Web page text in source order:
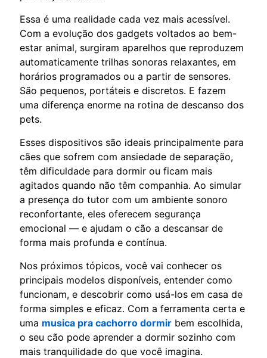
Essa é uma realidade cada vez mais acessível.
Com a evolução dos gadgets voltados ao bem-
estar animal, surgiram aparelhos que reproduzem
automaticamente trilhas sonoras relaxantes, em
horários programados ou a partir de sensores.
São pequenos, portáteis e discretos. E fazem
uma diferença enorme na rotina de descanso dos
pets.
Esses dispositivos são ideais principalmente para
cães que sofrem com ansiedade de separação,
têm dificuldade para dormir ou ficam mais
agitados quando não têm companhia. Ao simular
a presença do tutor com um ambiente sonoro
reconfortante, eles oferecem segurança
emocional — e ajudam o cão a descansar de
forma mais profunda e contínua.
Nos próximos tópicos, você vai conhecer os
principais modelos disponíveis, entender como
funcionam, e descobrir como usá-los em casa de
forma simples e eficaz. Com a ferramenta certa e
uma musica pra cachorro dormir bem escolhida,
o seu cão pode aprender a dormir sozinho com
mais tranquilidade do que você imagina.